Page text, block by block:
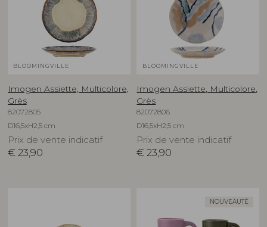
BLOOMINGVILLE
Imogen Assiette, Multicolore,
Grès
82072805
D16,5xH2,5 cm
Prix de vente indicatif
€ 23,90
BLOOMINGVILLE
Imogen Assiette, Multicolore,
Grès
82072806
D16,5xH2,5 cm
Prix de vente indicatif
€ 23,90
NOUVEAUTÉ